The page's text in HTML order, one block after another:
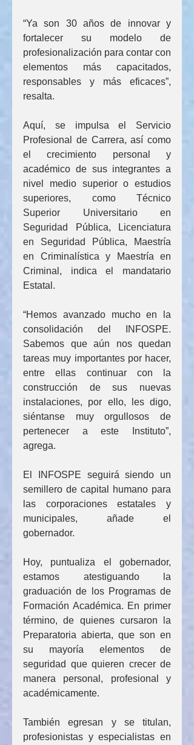
“Ya son 30 años de innovar y
fortalecer su modelo de
profesionalización para contar con
elementos más capacitados,
responsables y más eficaces”,
resalta.
Aquí, se impulsa el Servicio
Profesional de Carrera, así como
el crecimiento personal y
académico de sus integrantes a
nivel medio superior o estudios
superiores, como Técnico
Superior Universitario en
Seguridad Pública, Licenciatura
en Seguridad Pública, Maestría
en Criminalística y Maestría en
Criminal, indica el mandatario
Estatal.
“Hemos avanzado mucho en la
consolidación del INFOSPE.
Sabemos que aún nos quedan
tareas muy importantes por hacer,
entre ellas continuar con la
construcción de sus nuevas
instalaciones, por ello, les digo,
siéntanse muy orgullosos de
pertenecer a este Instituto”,
agrega.
El INFOSPE seguirá siendo un
semillero de capital humano para
las corporaciones estatales y
municipales, añade el
gobernador.
Hoy, puntualiza el gobernador,
estamos atestiguando la
graduación de los Programas de
Formación Académica. En primer
término, de quienes cursaron la
Preparatoria abierta, que son en
su mayoría elementos de
seguridad que quieren crecer de
manera personal, profesional y
académicamente.
También egresan y se titulan,
profesionistas y especialistas en